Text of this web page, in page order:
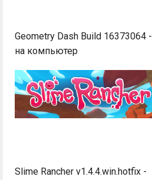
Geometry Dash Build 16373064 -
на компьютер
Slime Rancher v1.4.4.win.hotfix -